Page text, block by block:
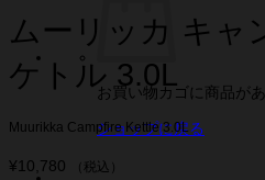
お買い物カゴに商品があ
ショップに戻る
ムーリッカ キャ
ケトル 3.0L
Muurikka Campfire Kettle 3.0L
¥10,780 （税込）